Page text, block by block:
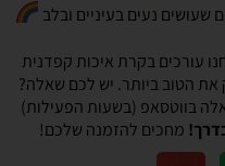
שעושים נעים בעיניים ובלב
עורכים בקרת איכות קפדנית
את הטוב ביותר. יש לכם שאלה?
בווטסאפ (בשעות הפעילות)
מחכים להזמנה שלכם!